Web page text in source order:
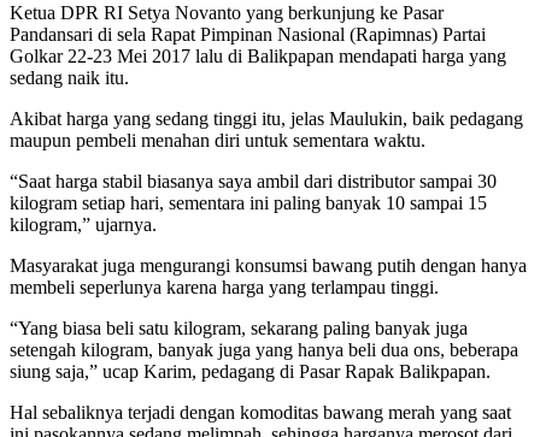
Ketua DPR RI Setya Novanto yang berkunjung ke Pasar
Pandansari di sela Rapat Pimpinan Nasional (Rapimnas) Partai
Golkar 22-23 Mei 2017 lalu di Balikpapan mendapati harga yang
sedang naik itu.
Akibat harga yang sedang tinggi itu, jelas Maulukin, baik pedagang
maupun pembeli menahan diri untuk sementara waktu.
“Saat harga stabil biasanya saya ambil dari distributor sampai 30
kilogram setiap hari, sementara ini paling banyak 10 sampai 15
kilogram,” ujarnya.
Masyarakat juga mengurangi konsumsi bawang putih dengan hanya
membeli seperlunya karena harga yang terlampau tinggi.
“Yang biasa beli satu kilogram, sekarang paling banyak juga
setengah kilogram, banyak juga yang hanya beli dua ons, beberapa
siung saja,” ucap Karim, pedagang di Pasar Rapak Balikpapan.
Hal sebaliknya terjadi dengan komoditas bawang merah yang saat